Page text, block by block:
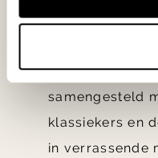
'Weer verliefd
hebben met
slaap- en
samengesteld
klassiekers en
in verrassende